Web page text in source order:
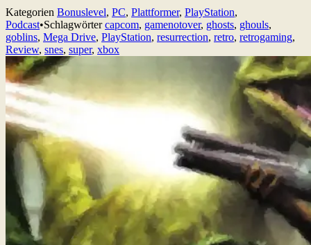
Kategorien Bonuslevel, PC, Plattformer, PlayStation,
Podcast•Schlagwörtercapcom, gamenotover, ghosts, ghouls,
goblins, Mega Drive, PlayStation, resurrection, retro, retrogaming,
Review, snes, super, xbox